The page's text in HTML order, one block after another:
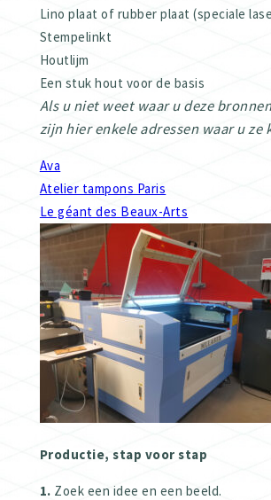
Lino plaat of rubber plaat (speciale
Stempelinkt
Houtlijm
Een stuk hout voor de basis
Als u niet weet waar u deze
zijn hier enkele adressen waar u ze
Ava
Atelier tampons Paris
Le géant des Beaux-Arts
Productie, stap voor stap
1. Zoek een idee en een beeld.